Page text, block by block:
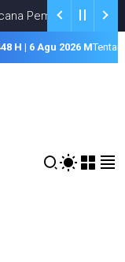
Tasikmalaya Pasang
H | 6 Agu 2026 M